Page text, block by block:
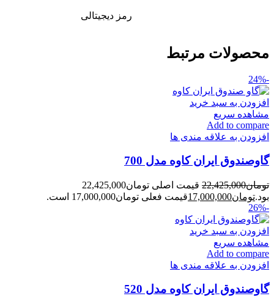
رمز دیجیتالی
محصولات مرتبط
-24%
افزودن به سبد خرید
مشاهده سریع
Add to compare
افزودن به علاقه مندی ها
گاوصندوق ایران کاوه مدل 700
تومان22,425,000
قیمت اصلی تومان22,425,000
بود.تومان17,000,000قیمت فعلی تومان17,000,000 است.
-26%
افزودن به سبد خرید
مشاهده سریع
Add to compare
افزودن به علاقه مندی ها
گاوصندوق ایران کاوه مدل 520